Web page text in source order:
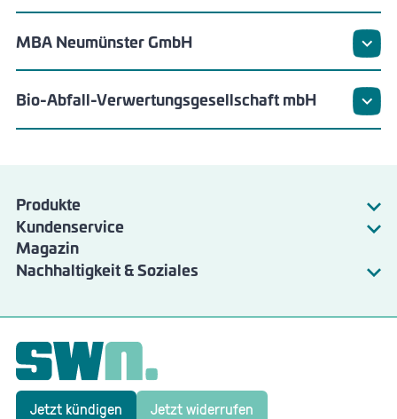
MBA Neumünster GmbH
Bio-Abfall-Verwertungsgesellschaft mbH
Produkte
Strom
Gas
Kundenservice
Energie
Wartung & Störungen
Magazin
Nachhaltigkeit & Soziales
Angebote & Services
SWN Nachhaltigkeitsbericht
Jetzt kündigen Jetzt widerrufen